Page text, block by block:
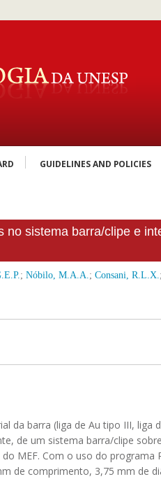
GUIDELINES AND POLICIES
no sistema barra/clipe e
; Nóbilo, M.A.A.; Consani, R.L.X.;
da barra (liga de Au tipo III, liga
de um sistema barra/clipe
MEF. Com o uso do
de comprimento, 3,75 mm de